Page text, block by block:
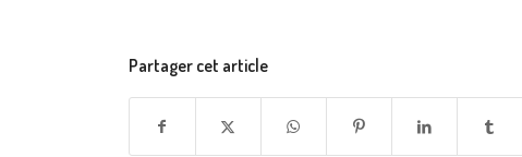
Partager cet article